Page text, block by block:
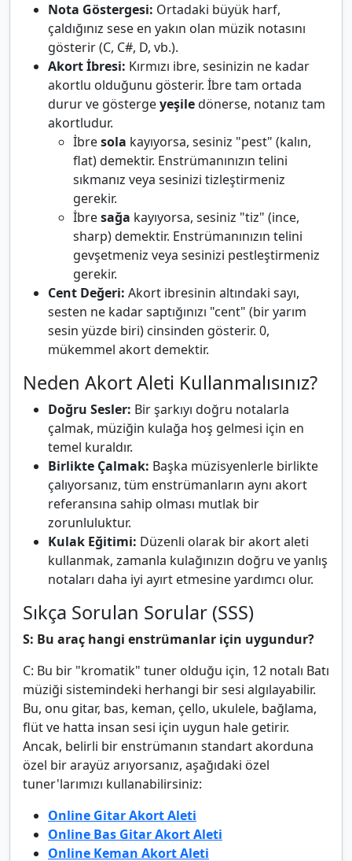
Nota Göstergesi: Ortadaki büyük harf,
çaldığınız sese en yakın olan müzik notasını
gösterir (C, C#, D, vb.).
Akort İbresi: Kırmızı ibre, sesinizin ne kadar
akortlu olduğunu gösterir. İbre tam ortada
durur ve göstergeyeşiledönerse, notanız tam
akortludur.
İbresola kayıyorsa, sesiniz "pest" (kalın,
flat) demektir. Enstrümanınızın telini
sıkmanız veya sesinizi tizleştirmeniz
gerekir.
İbresağa kayıyorsa, sesiniz "tiz" (ince,
sharp) demektir. Enstrümanınızın telini
gevşetmeniz veya sesinizi pestleştirmeniz
gerekir.
Cent Değeri: Akort ibresinin altındaki sayı,
sesten ne kadar saptığınızı "cent" (bir yarım
sesin yüzde biri) cinsinden gösterir. 0,
mükemmel akort demektir.
Neden Akort Aleti Kullanmalısınız?
Doğru Sesler: Bir şarkıyı doğru notalarla
çalmak, müziğin kulağa hoş gelmesi için en
temel kuraldır.
Birlikte Çalmak: Başka müzisyenlerle birlikte
çalıyorsanız, tüm enstrümanların aynı akort
referansına sahip olması mutlak bir
zorunluluktur.
Kulak Eğitimi: Düzenli olarak bir akort aleti
kullanmak, zamanla kulağınızın doğru ve yanlış
notaları daha iyi ayırt etmesine yardımcı olur.
Sıkça Sorulan Sorular (SSS)
S: Bu araç hangi enstrümanlar için uygundur?
C: Bu bir "kromatik" tuner olduğu için, 12 notalı Batı
müziği sistemindeki herhangi bir sesi algılayabilir.
Bu, onu gitar, bas, keman, çello, ukulele, bağlama,
flüt ve hatta insan sesi için uygun hale getirir.
Ancak, belirli bir enstrümanın standart akorduna
özel bir arayüz arıyorsanız, aşağıdaki özel
tuner'larımızı kullanabilirsiniz:
Online Gitar Akort Aleti
Online Bas Gitar Akort Aleti
Online Keman Akort Aleti